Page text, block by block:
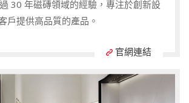
30 年磁磚領域的經驗，專注於創新設
戶提供高品質的產品。
官網連結